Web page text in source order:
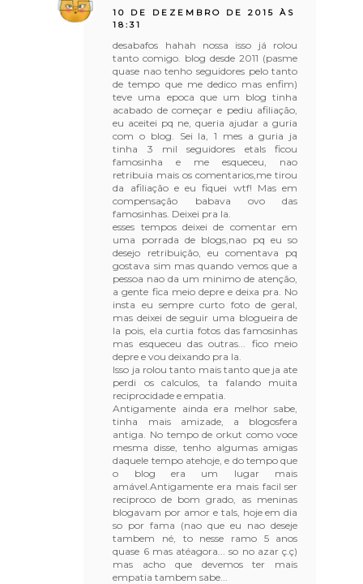
10 DE DEZEMBRO DE 2015 ÀS
18:31
desabafos hahah nossa isso já rolou
tanto comigo. blog desde 2011 (pasme
quase nao tenho seguidores pelo tanto
de tempo que me dedico mas enfim)
teve uma epoca que um blog tinha
acabado de começar e pediu afiliação,
eu aceitei pq ne, queria ajudar a guria
com o blog. Sei la, 1 mes a guria ja
tinha 3 mil seguidores etals ficou
famosinha e me esqueceu, nao
retribuia mais os comentarios,me tirou
da afiliação e eu fiquei wtf! Mas em
compensação babava ovo das
famosinhas. Deixei pra la.
esses tempos deixei de comentar em
uma porrada de blogs,nao pq eu so
desejo retribuição, eu comentava pq
gostava sim mas quando vemos que a
pessoa nao da um minimo de atenção,
a gente fica meio depre e deixa pra. No
insta eu sempre curto foto de geral,
mas deixei de seguir uma blogueira de
la pois, ela curtia fotos das famosinhas
mas esqueceu das outras... fico meio
depre e vou deixando pra la.
Isso ja rolou tanto mais tanto que ja ate
perdi os calculos, ta falando muita
reciprocidade e empatia.
Antigamente ainda era melhor sabe,
tinha mais amizade, a blogosfera
antiga. No tempo de orkut como voce
mesma disse, tenho algumas amigas
daquele tempo atehoje, e do tempo que
o blog era um lugar mais
amável.Antigamente era mais facil ser
reciproco de bom grado, as meninas
blogavam por amor e tals, hoje em dia
so por fama (nao que eu nao deseje
tambem né, to nesse ramo 5 anos
quase 6 mas atéagora... so no azar ç.ç)
mas acho que devemos ter mais
empatia tambem sabe...